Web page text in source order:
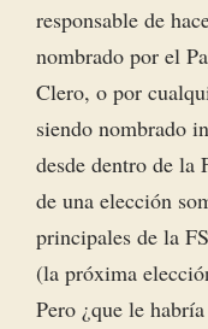
responsable de
nombrado por el
Clero, o por
siendo nombrado
desde dentro de la
de una elección
principales de la
(la próxima
Pero ¿que le